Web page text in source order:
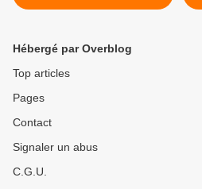
septembre 2020 !
Hébergé par Overblog
Top articles
Pages
Contact
Signaler un abus
C.G.U.